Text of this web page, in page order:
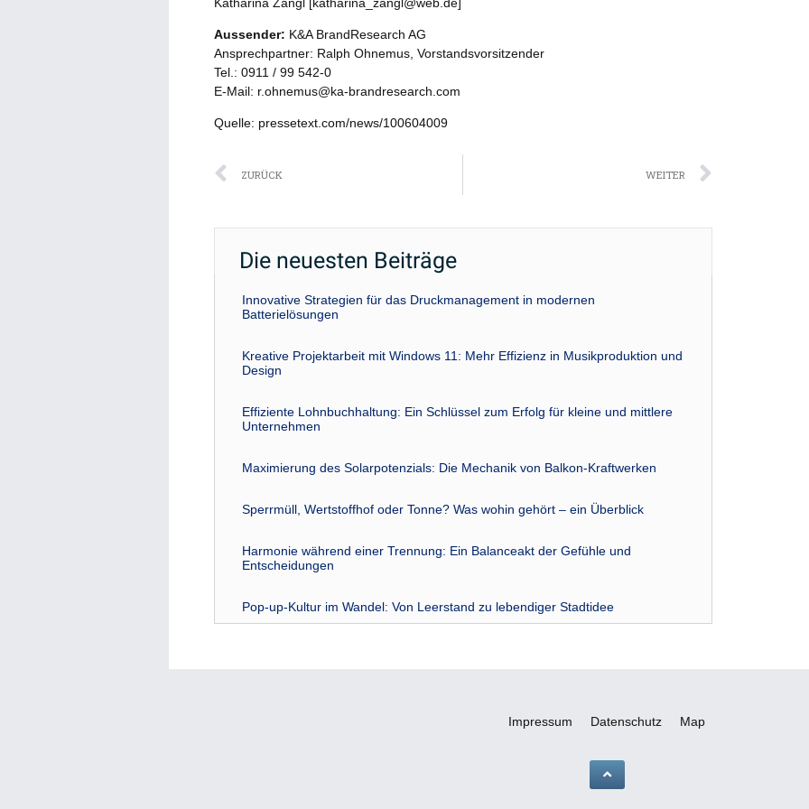
Aussender: K&A BrandResearch AG
Ansprechpartner: Ralph Ohnemus, Vorstandsvorsitzender
Tel.: 0911 / 99 542-0
E-Mail: r.ohnemus@ka-brandresearch.com
Quelle: pressetext.com/news/100604009
Zurück
ZURÜCK WEITER
Die neuesten Beiträge
Innovative Strategien für das Druckmanagement in modernen
Batterielösungen
Kreative Projektarbeit mit Windows 11: Mehr Effizienz in Musikproduktion und
Design
Effiziente Lohnbuchhaltung: Ein Schlüssel zum Erfolg für kleine und mittlere
Unternehmen
Maximierung des Solarpotenzials: Die Mechanik von Balkon-Kraftwerken
Sperrmüll, Wertstoffhof oder Tonne? Was wohin gehört – ein Überblick
Harmonie während einer Trennung: Ein Balanceakt der Gefühle und
Entscheidungen
Pop-up-Kultur im Wandel: Von Leerstand zu lebendiger Stadtidee
Impressum Datenschutz Map